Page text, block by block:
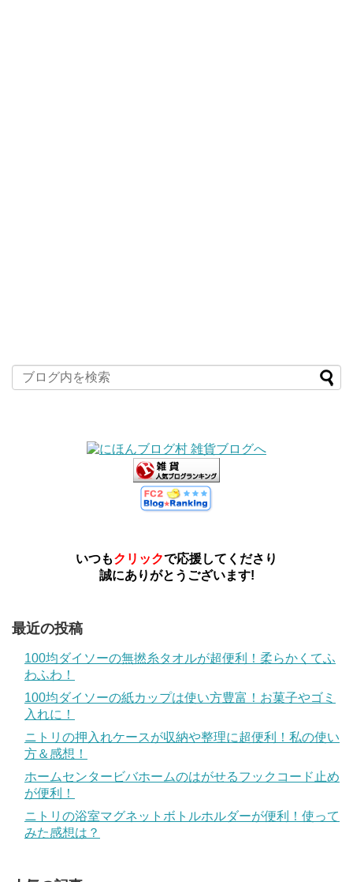
いつもクリックで応援してくださり
誠にありがとうございます!
最近の投稿
100均ダイソーの無撚糸タオルが超便利！柔らかくてふ
わふわ！
100均ダイソーの紙カップは使い方豊富！お菓子やゴミ
入れに！
ニトリの押入れケースが収納や整理に超便利！私の使い
方＆感想！
ホームセンタービバホームのはがせるフックコード止め
が便利！
ニトリの浴室マグネットボトルホルダーが便利！使って
みた感想は？